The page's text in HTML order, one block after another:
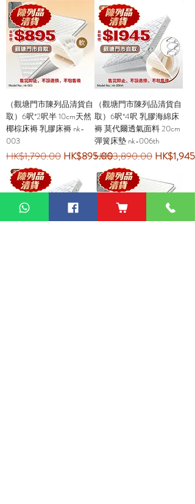
（觀塘門市陳列品清貨自
取）6呎*2呎半 10cm天然
椰棕床褥 乳膠床褥 nk-
003
一般價格
HK$1,790.00 促銷價格
HK$895.00
（觀塘門市陳列品清貨自
取）6呎*4呎 乳膠海綿床
褥 莫代爾透氣面料 20cm
彈簧床墊 nk-006th
一般價格
HK$3,890.00 促銷價格